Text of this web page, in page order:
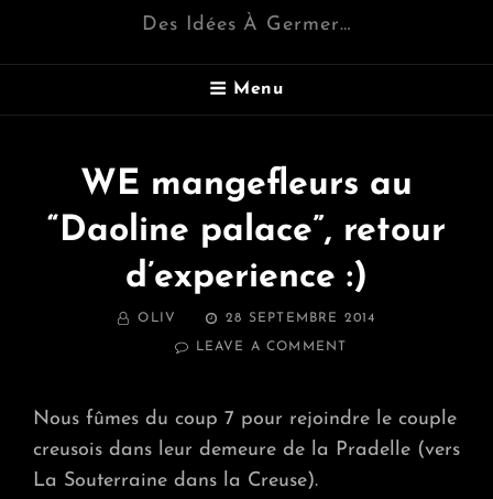
Des Idées À Germer…
Menu
WE mangefleurs au
“Daoline palace”, retour
d’experience :)
BY OLIV
POSTED
ON
28 SEPTEMBRE 2014
LEAVE A COMMENT
AU
“DAOLINE
PALACE”,
Nous fûmes du coup 7 pour rejoindre le couple
creusois dans leur demeure de la Pradelle (vers
La Souterraine dans la Creuse).